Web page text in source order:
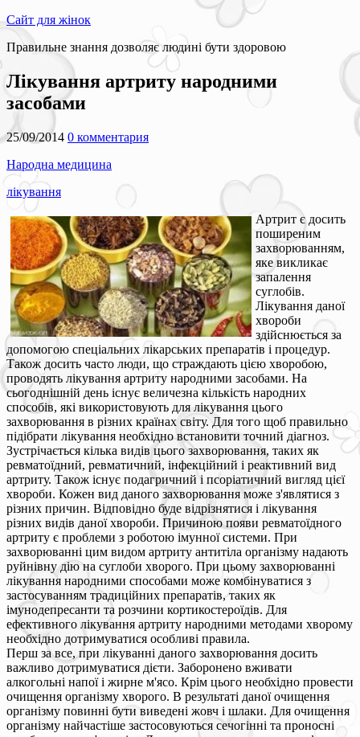
Сайт для жінок
Правильне знання дозволяє людині бути здоровою
Лікування артриту народними
засобами
25/09/2014 0 комментария
Народна медицина
лікування
Артрит є досить
поширеним
захворюванням,
яке викликає
запалення
суглобів.
Лікування даної
хвороби
здійснюється за
допомогою спеціальних лікарських препаратів і процедур.
Також досить часто люди, що страждають цією хворобою,
проводять лікування артриту народними засобами. На
сьогоднішній день існує величезна кількість народних
способів, які використовують для лікування цього
захворювання в різних країнах світу. Для того щоб правильно
підібрати лікування необхідно встановити точний діагноз.
Зустрічається кілька видів цього захворювання, таких як
ревматоїдний, ревматичний, інфекційний і реактивний вид
артриту. Також існує подагричний і псоріатичний вигляд цієї
хвороби. Кожен вид даного захворювання може з'являтися з
різних причин. Відповідно буде відрізнятися і лікування
різних видів даної хвороби. Причиною появи ревматоїдного
артриту є проблеми з роботою імунної системи. При
захворюванні цим видом артриту антитіла організму надають
руйнівну дію на суглоби хворого. При цьому захворюванні
лікування народними способами може комбінуватися з
застосуванням традиційних препаратів, таких як
імунодепресанти та розчини кортикостероїдів. Для
ефективного лікування артриту народними методами хворому
необхідно дотримуватися особливі правила.
Перш за все, при лікуванні даного захворювання досить
важливо дотримуватися дієти. Заборонено вживати
алкогольні напої і жирне м'ясо. Крім цього необхідно провести
очищення організму хворого. В результаті даної очищення
організму повинні бути виведені жовч і шлаки. Для очищення
організму найчастіше застосовуються сечогінні та проносні